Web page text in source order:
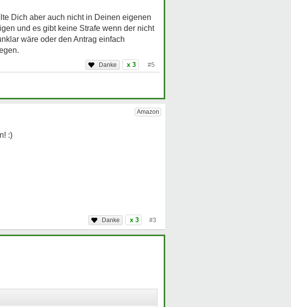
Dich aber auch nicht in Deinen eigenen
und es gibt keine Strafe wenn der nicht
wäre oder den Antrag einfach
x 3 #5
x 3 #3